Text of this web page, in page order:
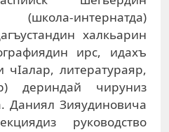
интернатда)
халкьарин
ирс, идахъ
чIалар, литератураяр,
дериндай чируниз
Даниял Зияудиновича
руководство